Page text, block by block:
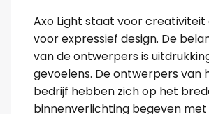
Axo Light staat voor creativiteit
voor expressief design. De
van de ontwerpers is
gevoelens. De ontwerpers van
bedrijf hebben zich op het
binnenverlichting begeven